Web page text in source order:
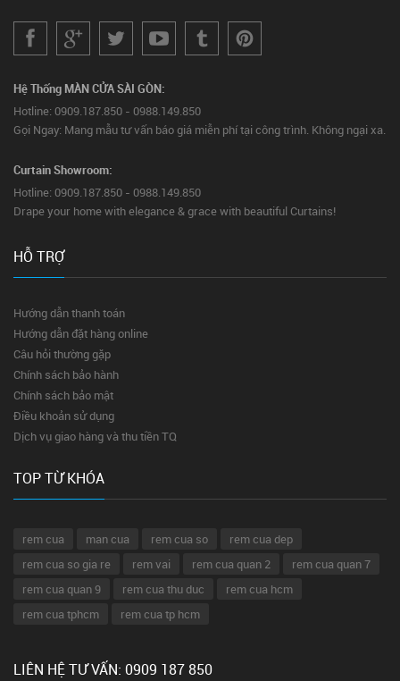
Hệ Thống MÀN CỬA SÀI GÒN:
Hotline: 0909.187.850 - 0988.149.850
Gọi Ngay: Mang mẫu tư vấn báo giá miễn phí tại công trình. Không ngại xa.
Curtain Showroom:
Hotline: 0909.187.850 - 0988.149.850
Drape your home with elegance & grace with beautiful Curtains!
HỖ TRỢ
Hướng dẫn thanh toán
Hướng dẫn đặt hàng online
Câu hỏi thường gặp
Chính sách bảo hành
Chính sách bảo mật
Điều khoản sử dụng
Dịch vụ giao hàng và thu tiền TQ
TOP TỪ KHÓA
rem cua man cua rem cua so
rem cua dep
rem cua so gia re
rem vai rem cua quan 2
rem cua quan 7
rem cua quan 9
rem cua thu duc
rem cua hcm
rem cua tphcm
rem cua tp hcm
LIÊN HỆ TƯ VẤN: 0909 187 850